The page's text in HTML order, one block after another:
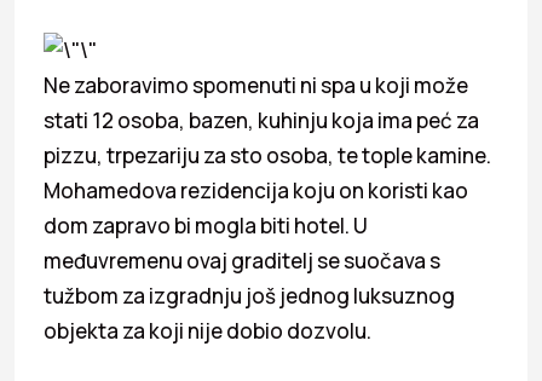
Ne zaboravimo spomenuti ni spa u koji može
stati 12 osoba, bazen, kuhinju koja ima peć za
pizzu, trpezariju za sto osoba, te tople kamine.
Mohamedova rezidencija koju on koristi kao
dom zapravo bi mogla biti hotel. U
međuvremenu ovaj graditelj se suočava s
tužbom za izgradnju još jednog luksuznog
objekta za koji nije dobio dozvolu.